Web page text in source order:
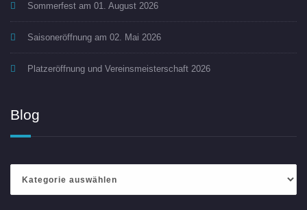
Sommerfest am 01. August 2026
Saisoneröffnung am 02. Mai 2026
Platzeröffnung und Vereinsmeisterschaft 2026
Blog